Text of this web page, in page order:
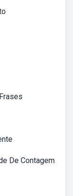
De Contagem